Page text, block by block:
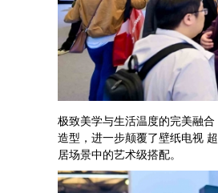
极致美学与生活温度的完美融
造型，进一步颠覆了壁纸电视
居场景中的艺术级搭配。